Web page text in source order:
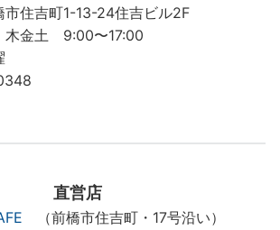
市住吉町1-13-24住吉ビル2F
木金土 9:00〜17:00
直営店
（前橋市住吉町・17号沿い）